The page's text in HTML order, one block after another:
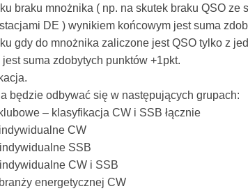
braku mnożnika ( np. na skutek braku QSO ze
DE ) wynikiem końcowym jest suma
gdy do mnożnika zaliczone jest QSO tylko z
jest suma zdobytych punktów +1pkt.
będzie odbywać się w następujących grupach:
– klasyfikacja CW i SSB łącznie
CW
SSB
CW i SSB
energetycznej CW